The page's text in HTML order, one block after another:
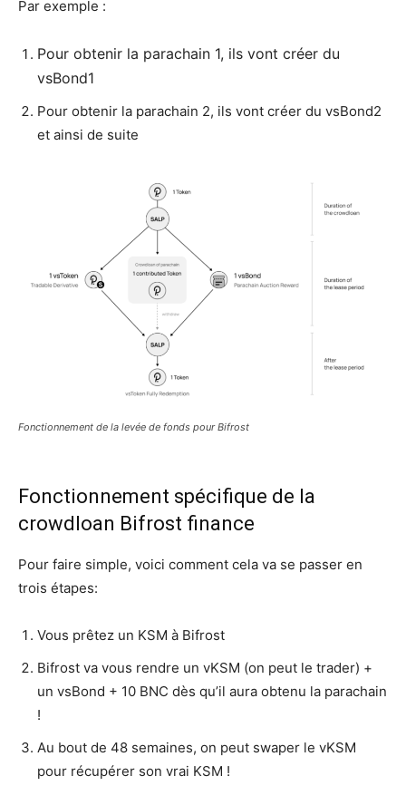
Par exemple :
Pour obtenir la parachain 1, ils vont créer du
vsBond1
Pour obtenir la parachain 2, ils vont créer du vsBond2
et ainsi de suite
Fonctionnement de la levée de fonds pour Bifrost
Fonctionnement spécifique de la
crowdloan Bifrost finance
Pour faire simple, voici comment cela va se passer en
trois étapes:
Vous prêtez un KSM à Bifrost
Bifrost va vous rendre un vKSM (on peut le trader) +
un vsBond + 10 BNC dès qu’il aura obtenu la parachain
!
Au bout de 48 semaines, on peut swaper le vKSM
pour récupérer son vrai KSM !